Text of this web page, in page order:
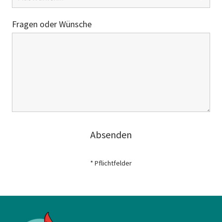
Fragen oder Wünsche
Absenden
* Pflichtfelder